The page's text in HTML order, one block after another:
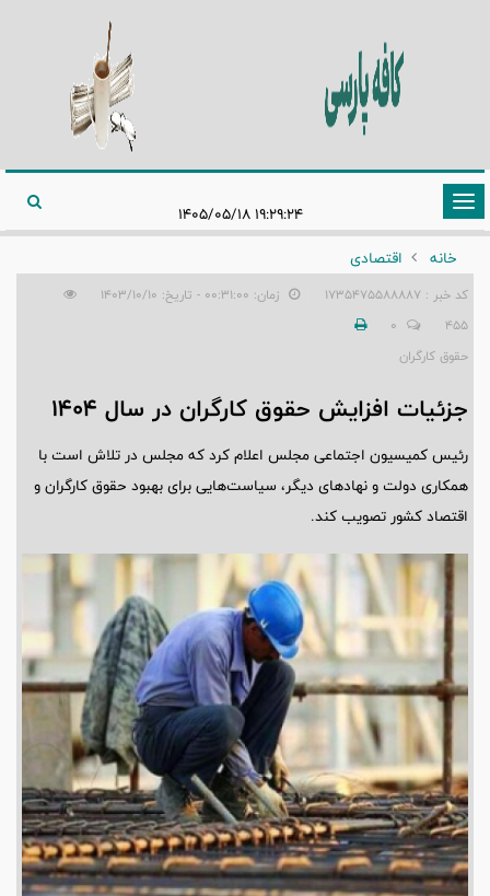
تغییر
وضعیت
ناوبری
۱۹:۲۹:۲۴ ۱۴۰۵/۰۵/۱۸
خانه
اقتصادی
کد خبر : 1735475588887
زمان: ۰۰:۳۱:۰۰ - تاریخ: ۱۴۰۳/۱۰/۱۰
455
0
حقوق کارگران
جزئیات افزایش حقوق کارگران در سال 1404
رئیس کمیسیون اجتماعی مجلس اعلام کرد که مجلس در تلاش است با
همکاری دولت و نهادهای دیگر، سیاست‌هایی برای بهبود حقوق کارگران و
اقتصاد کشور تصویب کند.